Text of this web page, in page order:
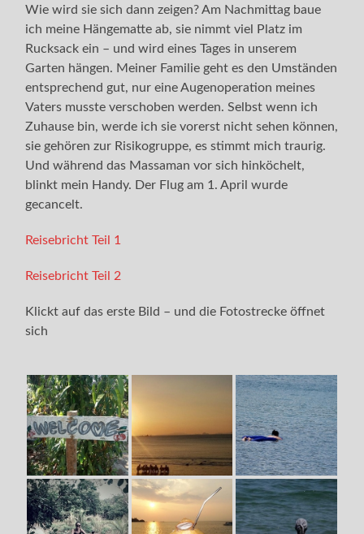
Wie wird sie sich dann zeigen? Am Nachmittag baue
ich meine Hängematte ab, sie nimmt viel Platz im
Rucksack ein – und wird eines Tages in unserem
Garten hängen. Meiner Familie geht es den Umständen
entsprechend gut, nur eine Augenoperation meines
Vaters musste verschoben werden. Selbst wenn ich
Zuhause bin, werde ich sie vorerst nicht sehen können,
sie gehören zur Risikogruppe, es stimmt mich traurig.
Und während das Massaman vor sich hinköchelt,
blinkt mein Handy. Der Flug am 1. April wurde
gecancelt.
Reisebricht Teil 1
Reisebricht Teil 2
Klickt auf das erste Bild – und die Fotostrecke öffnet
sich